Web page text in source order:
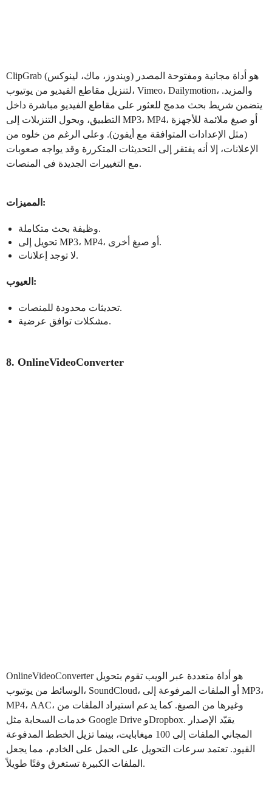
ClipGrab
لتنزيل مقاطع الفيديو من يوتيوب، Vimeo، Dailymotion، والمزيد.
يتضمن شريط بحث مدمج للعثور على مقاطع الفيديو مباشرة داخل
التطبيق، ويحول التنزيلات إلى MP3، MP4، أو صيغ ملائمة للأجهزة
(مثل الإعدادات المتوافقة مع أيفون). وعلى الرغم من خلوه من
الإعلانات، إلا أنه يفتقر إلى التحديثات المتكررة وقد يواجه صعوبات
مع التغييرات الجديدة في المنصات.
المميزات:
وظيفة بحث متكاملة.
تحويل إلى MP3، MP4، أو صيغ أخرى.
لا توجد إعلانات.
العيوب:
تحديثات محدودة للمنصات.
مشكلات توافق عرضية.
8. OnlineVideoConverter
OnlineVideoConverterهو أداة متعددة عبر الويب تقوم بتحويل
الوسائط من يوتيوب، SoundCloud، أو الملفات المرفوعة إلى MP3،
MP4، AAC، وغيرها من الصيغ. كما يدعم استيراد الملفات من
خدمات السحابة مثل Google Drive وDropbox. يقيّد الإصدار
المجاني الملفات إلى 100 ميغابايت، بينما تزيل الخطط المدفوعة
القيود. تعتمد سرعات التحويل على الحمل على الخادم، مما يجعل
الملفات الكبيرة تستغرق وقتًا طويلاً.